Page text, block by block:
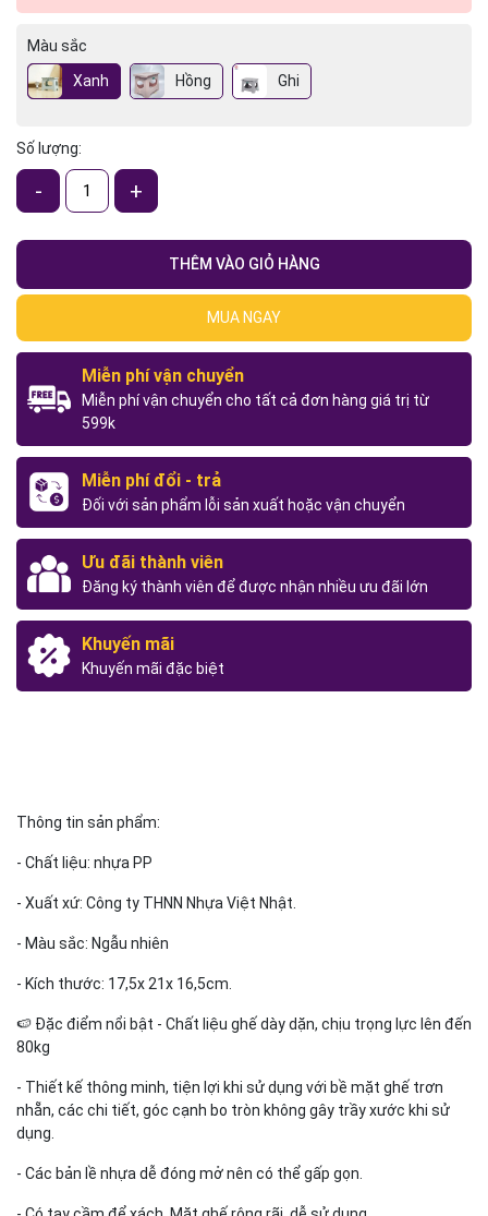
Màu sắc
Xanh
Hồng Ghi
Số lượng:
- +
THÊM VÀO GIỎ HÀNG
MUA NGAY
Miễn phí vận chuyển
Miễn phí vận chuyển cho tất cả đơn hàng giá trị từ
599k
Miễn phí đổi - trả
Đối với sản phẩm lỗi sản xuất hoặc vận chuyển
Ưu đãi thành viên
Đăng ký thành viên để được nhận nhiều ưu đãi lớn
Khuyến mãi
Khuyến mãi đặc biệt
Thông tin sản phẩm:
- Chất liệu: nhựa PP
- Xuất xứ: Công ty THNN Nhựa Việt Nhật.
- Màu sắc: Ngẫu nhiên
- Kích thước: 17,5x 21x 16,5cm.
🍉 Đặc điểm nổi bật - Chất liệu ghế dày dặn, chịu trọng lực lên đến
80kg
- Thiết kế thông minh, tiện lợi khi sử dụng với bề mặt ghế trơn
nhẵn, các chi tiết, góc cạnh bo tròn không gây trầy xước khi sử
dụng.
- Các bản lề nhựa dễ đóng mở nên có thể gấp gọn.